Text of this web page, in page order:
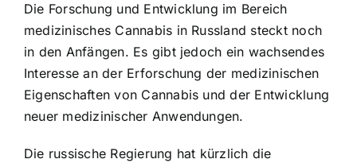
Die Forschung und Entwicklung im Bereich
medizinisches Cannabis in Russland steckt noch
in den Anfängen. Es gibt jedoch ein wachsendes
Interesse an der Erforschung der medizinischen
Eigenschaften von Cannabis und der Entwicklung
neuer medizinischer Anwendungen.
Die russische Regierung hat kürzlich die